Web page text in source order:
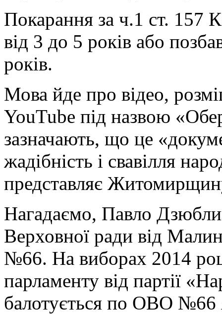
Покарання за ч.1 ст. 157
від 3 до 5 років або
років.
Мова йде про відео,
YouTube під назвою
зазначають, що це
жадібність і свавілля
представляє
Нагадаємо, Павло
Верховної ради від
№66. На виборах 2014
парламенту від партії
балотується по ОВО №66